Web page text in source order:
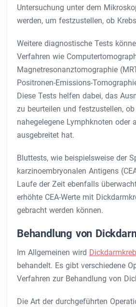
Untersuchung unter dem
werden, um festzustellen, ob
Weitere diagnostische Tests
Verfahren wie
Magnetresonanztomographie
Positronen-Emissions-
Diese Tests helfen dabei, das
zu beurteilen und festzustellen,
nahegelegene Lymphknoten oder
ausgebreitet hat.
Bluttests, wie beispielsweise der
karzinoembryonalen Antigens
Laufe der Zeit ebenfalls
erhöhte CEA-Werte mit
gebracht werden können.
Behandlung von
Im Allgemeinen wird
behandelt. Es gibt verschiedene
Verfahren zur Behandlung von
Die Art der durchgeführten